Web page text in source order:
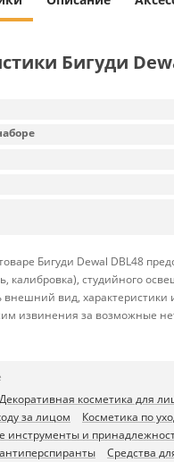
Бигуди
Бигуди Dewal DBL48
калибровка), студийного
внешний вид,
извинения за возможные
Декоративная косметика для
за лицом
Косметика по
инструменты и
Средства